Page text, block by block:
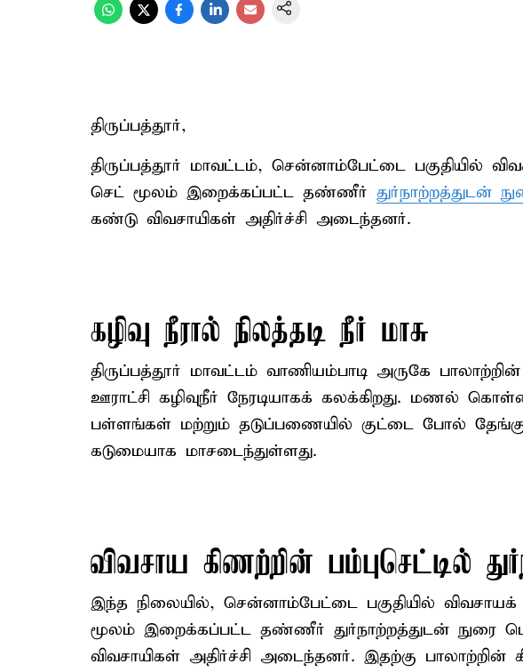
திருப்பத்தூர்,
திருப்பத்தூர் மாவட்டம், சென்னாம்பேட்டை பகுதியில்
செட் மூலம் இறைக்கப்பட்ட தண்ணீர் துர்நாற்றத்துடன்
கண்டு விவசாயிகள் அதிர்ச்சி அடைந்தனர்.
கழிவு நீரால் நிலத்தடி நீர் மாசு
திருப்பத்தூர் மாவட்டம் வாணியம்பாடி அருகே
ஊராட்சி கழிவுநீர் நேரடியாகக் கலக்கிறது. மணல்
பள்ளங்கள் மற்றும் தடுப்பணையில் குட்டை போல் தேங்கும்
கடுமையாக மாசடைந்துள்ளது.
விவசாய கிணற்றின் பம்புசெட்டில்
இந்த நிலையில், சென்னாம்பேட்டை பகுதியில் விவசாயக்
மூலம் இறைக்கப்பட்ட தண்ணீர் துர்நாற்றத்துடன் நுரை
விவசாயிகள் அதிர்ச்சி அடைந்தனர். இதற்கு